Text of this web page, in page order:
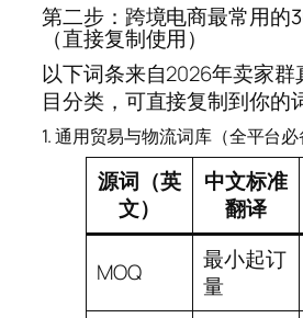
第二步：跨境电商最常用的
（直接复制使用）
以下词条来自2026年卖家
目分类，可直接复制到你的
1. 通用贸易与物流词库（全平台必
源词（英
文）
中文标准
翻译
MOQ
最小起订
量